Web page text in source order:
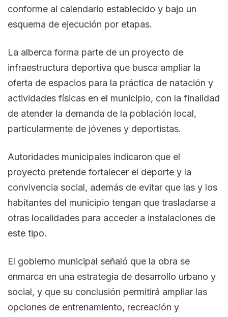
conforme al calendario establecido y bajo un
esquema de ejecución por etapas.
La alberca forma parte de un proyecto de
infraestructura deportiva que busca ampliar la
oferta de espacios para la práctica de natación y
actividades físicas en el municipio, con la finalidad
de atender la demanda de la población local,
particularmente de jóvenes y deportistas.
Autoridades municipales indicaron que el
proyecto pretende fortalecer el deporte y la
convivencia social, además de evitar que las y los
habitantes del municipio tengan que trasladarse a
otras localidades para acceder a instalaciones de
este tipo.
El gobierno municipal señaló que la obra se
enmarca en una estrategia de desarrollo urbano y
social, y que su conclusión permitirá ampliar las
opciones de entrenamiento, recreación y